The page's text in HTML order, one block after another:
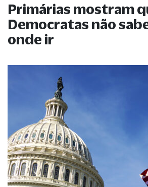
Primárias mostram
Democratas não
onde ir